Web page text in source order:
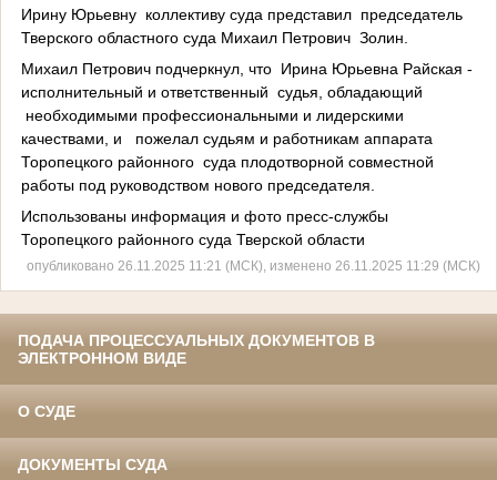
Ирину Юрьевну коллективу суда представил председатель
Тверского областного суда Михаил Петрович Золин.
Михаил Петрович подчеркнул, что Ирина Юрьевна Райская -
исполнительный и ответственный судья, обладающий
необходимыми профессиональными и лидерскими
качествами, и пожелал судьям и работникам аппарата
Торопецкого районного суда плодотворной совместной
работы под руководством нового председателя.
Использованы информация и фото пресс-службы
Торопецкого районного суда Тверской области
опубликовано 26.11.2025 11:21 (МСК), изменено 26.11.2025 11:29 (МСК)
ПОДАЧА ПРОЦЕССУАЛЬНЫХ ДОКУМЕНТОВ В
ЭЛЕКТРОННОМ ВИДЕ
О СУДЕ
ДОКУМЕНТЫ СУДА